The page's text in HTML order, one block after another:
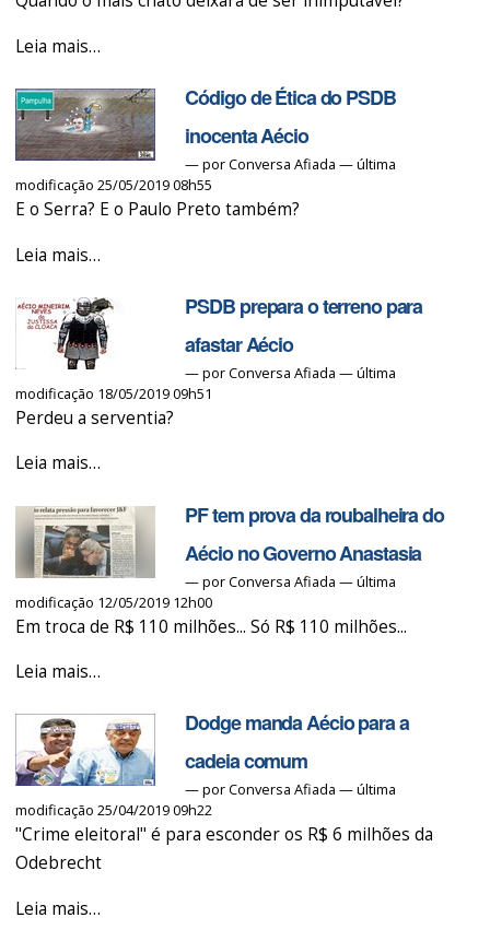
no
PSDB
Justiça
bloquear
R$
128
milhões
do
Aécio!
Leia mais…
Código de Ética do PSDB
inocenta Aécio
—porConversa Afiada — última
modificação 25/05/2019 08h55
E o Serra? E o Paulo Preto também?
Código
Ética
PSDB
inocenta
Aécio
-
Leia mais…
PSDB prepara o terreno para
afastar Aécio
—porConversa Afiada — última
modificação 18/05/2019 09h51
Perdeu a serventia?
PSDB
terreno
para
afastar
Aécio
-
Leia mais…
PF tem prova da roubalheira do
Aécio no Governo Anastasia
—porConversa Afiada — última
modificação 12/05/2019 12h00
Em troca de R$ 110 milhões... Só R$ 110 milhões...
PF
prova
da
roubalheira
do
Aécio
no
Governo
Leia mais…
Dodge manda Aécio para a
cadeia comum
—porConversa Afiada — última
modificação 25/04/2019 09h22
"Crime eleitoral" é para esconder os R$ 6 milhões da
Odebrecht
Dodge
Leia mais…